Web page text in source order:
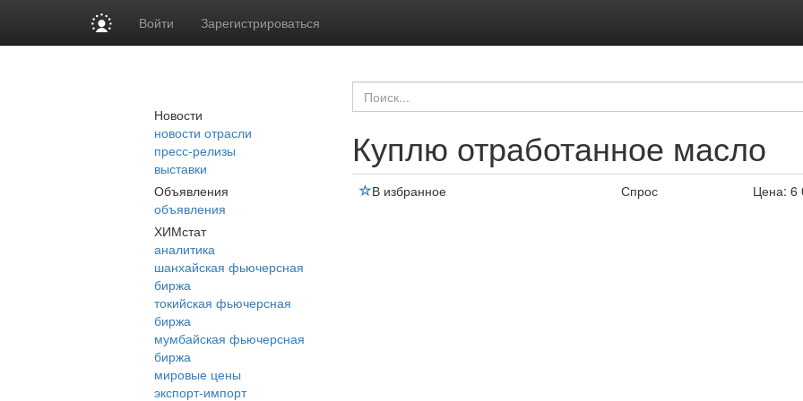
Войти Зарегистрироваться
Новости
новости отрасли
пресс-релизы
выставки
Объявления
объявления
ХИМстат
аналитика
шанхайская фьючерсная
биржа
токийская фьючерсная
биржа
мумбайская фьючерсная
биржа
мировые цены
экспорт-импорт
Куплю отработанное масло
В избранное Спрос Цена: 6